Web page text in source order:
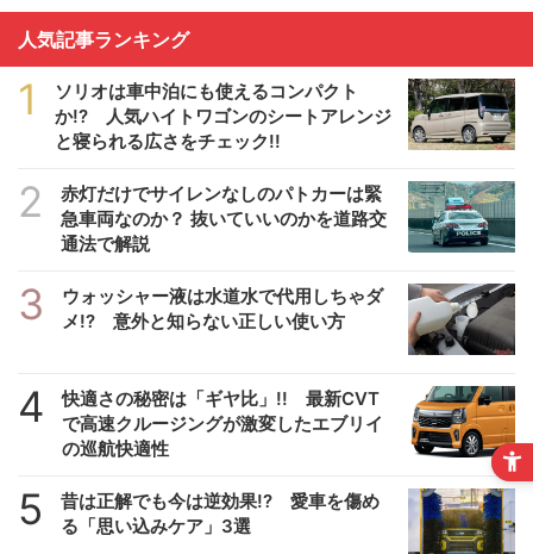
人気記事ランキング
1
ソリオは車中泊にも使えるコンパクト
か!? 人気ハイトワゴンのシートアレンジ
と寝られる広さをチェック!!
2
赤灯だけでサイレンなしのパトカーは緊
急車両なのか？ 抜いていいのかを道路交
通法で解説
3
ウォッシャー液は水道水で代用しちゃダ
メ!? 意外と知らない正しい使い方
4
快適さの秘密は「ギヤ比」!! 最新CVT
で高速クルージングが激変したエブリイ
の巡航快適性
5
昔は正解でも今は逆効果!? 愛車を傷め
る「思い込みケア」3選